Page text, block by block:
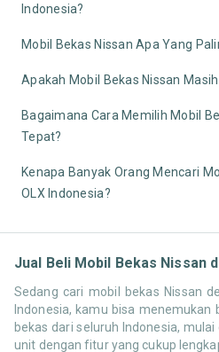
Indonesia?
Mobil Bekas Nissan Apa Yang
Apakah Mobil Bekas Nissan
Bagaimana Cara Memilih Mobil
Tepat?
Kenapa Banyak Orang Mencari
OLX Indonesia?
Jual Beli Mobil Bekas Nissan
Sedang cari mobil bekas Nissan
Indonesia, kamu bisa menemukan
bekas dari seluruh Indonesia,
unit dengan fitur yang cukup